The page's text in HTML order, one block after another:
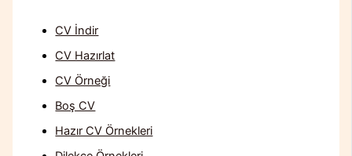
CV İndir
CV Hazırlat
CV Örneği
Boş CV
Hazır CV Örnekleri